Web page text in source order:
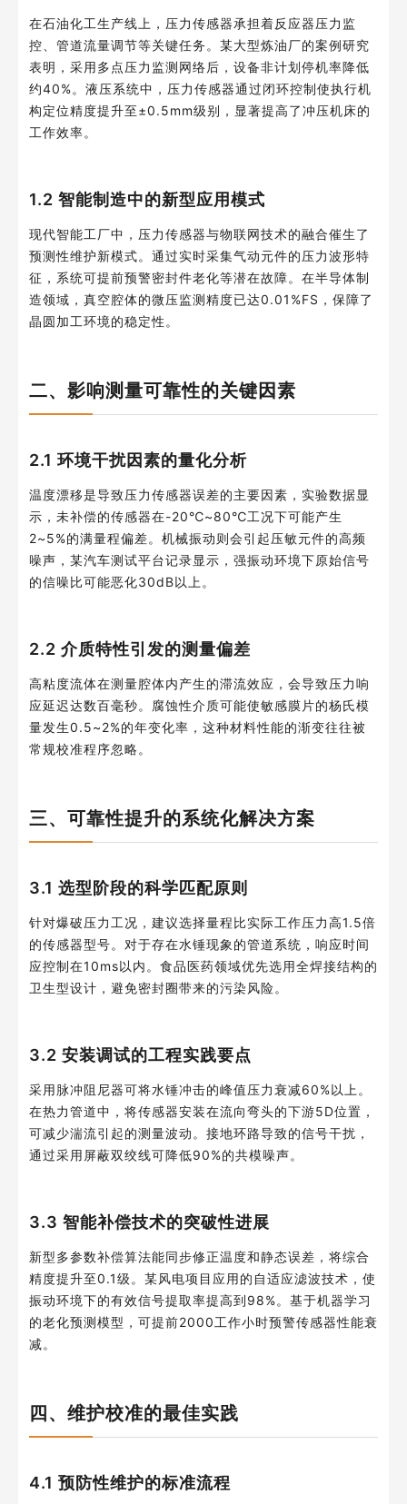
在石油化工生产线上，压力传感器承担着反应器压力监
控、管道流量调节等关键任务。某大型炼油厂的案例研究
表明，采用多点压力监测网络后，设备非计划停机率降低
约40%。液压系统中，压力传感器通过闭环控制使执行机
构定位精度提升至±0.5mm级别，显著提高了冲压机床的
工作效率。
1.2 智能制造中的新型应用模式
现代智能工厂中，压力传感器与物联网技术的融合催生了
预测性维护新模式。通过实时采集气动元件的压力波形特
征，系统可提前预警密封件老化等潜在故障。在半导体制
造领域，真空腔体的微压监测精度已达0.01%FS，保障了
晶圆加工环境的稳定性。
二、影响测量可靠性的关键因素
2.1 环境干扰因素的量化分析
温度漂移是导致压力传感器误差的主要因素，实验数据显
示，未补偿的传感器在-20℃~80℃工况下可能产生
2~5%的满量程偏差。机械振动则会引起压敏元件的高频
噪声，某汽车测试平台记录显示，强振动环境下原始信号
的信噪比可能恶化30dB以上。
2.2 介质特性引发的测量偏差
高粘度流体在测量腔体内产生的滞流效应，会导致压力响
应延迟达数百毫秒。腐蚀性介质可能使敏感膜片的杨氏模
量发生0.5~2%的年变化率，这种材料性能的渐变往往被
常规校准程序忽略。
三、可靠性提升的系统化解决方案
3.1 选型阶段的科学匹配原则
针对爆破压力工况，建议选择量程比实际工作压力高1.5倍
的传感器型号。对于存在水锤现象的管道系统，响应时间
应控制在10ms以内。食品医药领域优先选用全焊接结构的
卫生型设计，避免密封圈带来的污染风险。
3.2 安装调试的工程实践要点
采用脉冲阻尼器可将水锤冲击的峰值压力衰减60%以上。
在热力管道中，将传感器安装在流向弯头的下游5D位置，
可减少湍流引起的测量波动。接地环路导致的信号干扰，
通过采用屏蔽双绞线可降低90%的共模噪声。
3.3 智能补偿技术的突破性进展
新型多参数补偿算法能同步修正温度和静态误差，将综合
精度提升至0.1级。某风电项目应用的自适应滤波技术，使
振动环境下的有效信号提取率提高到98%。基于机器学习
的老化预测模型，可提前2000工作小时预警传感器性能衰
减。
四、维护校准的最佳实践
4.1 预防性维护的标准流程